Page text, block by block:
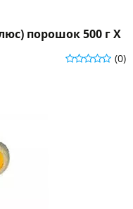
порошок 500 г X
(0)